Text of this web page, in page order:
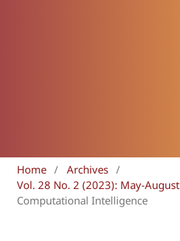
Home / Archives /
Vol. 28 No. 2 (2023): May-August
Computational Intelligence